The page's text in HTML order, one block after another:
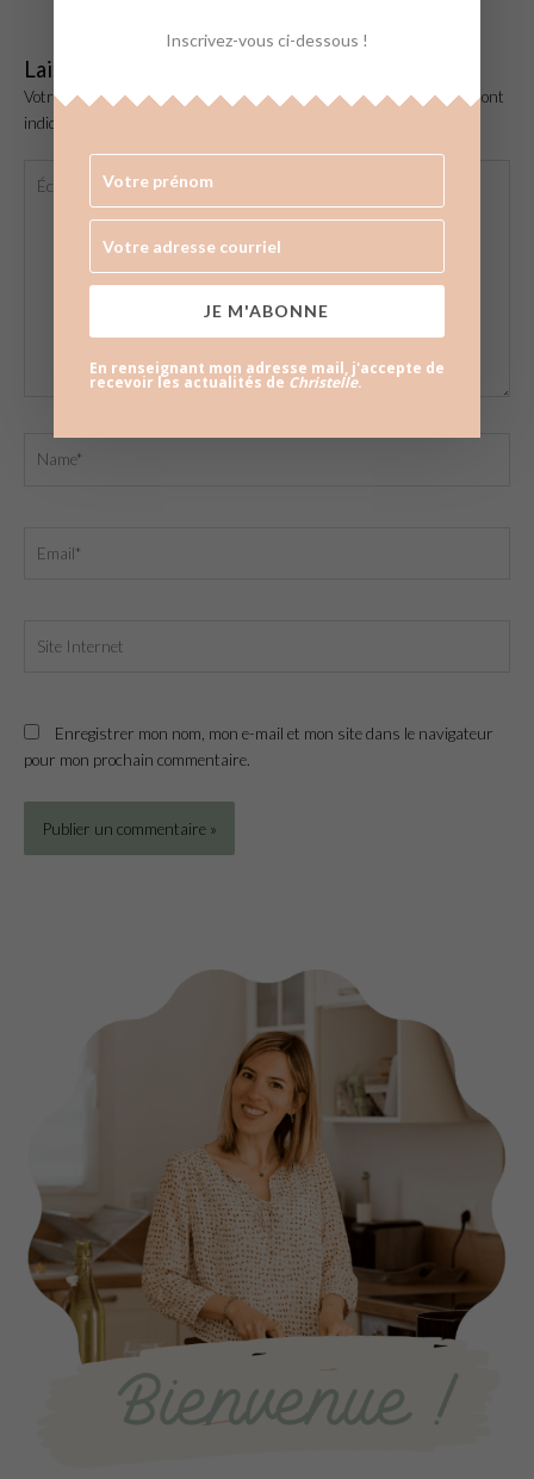
Laisser un commentaire
Votre adresse e-mail ne sera pas publiée. Les champs obligatoires sont
indiqués avec
ici…
Name*
Internet
Enregistrer mon nom, mon e-mail et mon site dans le navigateur
pour mon prochain commentaire.
Inscrivez-vous ci-dessous !
JE M'ABONNE
En renseignant mon adresse mail, j'accepte de
recevoir les actualités de Christelle.